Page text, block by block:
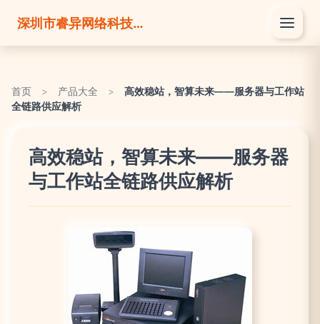
深圳市睿异网络科技有限公司
首页 > 产品大全 >
高效稳站，智算未来——服务器与工作站
全链路供应解析
高效稳站，智算未来——服务器
与工作站全链路供应解析